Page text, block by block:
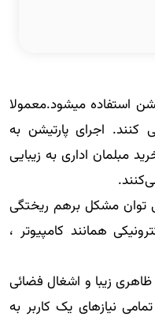
استفاده میشود.معمولا
کنند. اجرای پارتیشن به
مبلمان اداری به زیبایی
توان مشکل برهم ریختگی
همانند کامپیوتر ،
ظاهری زیبا و اشغال فضائی
نیازهای یک کاربر به